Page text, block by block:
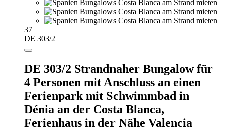
37
DE 303/2
DE 303/2 Strandnaher Bungalow für
4 Personen mit Anschluss an einen
Ferienpark mit Schwimmbad in
Dénia an der Costa Blanca,
Ferienhaus in der Nähe Valencia